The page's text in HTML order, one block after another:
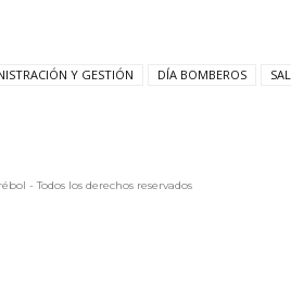
Y GESTIÓN DÍA BOMBEROS
- Todos los derechos reservados